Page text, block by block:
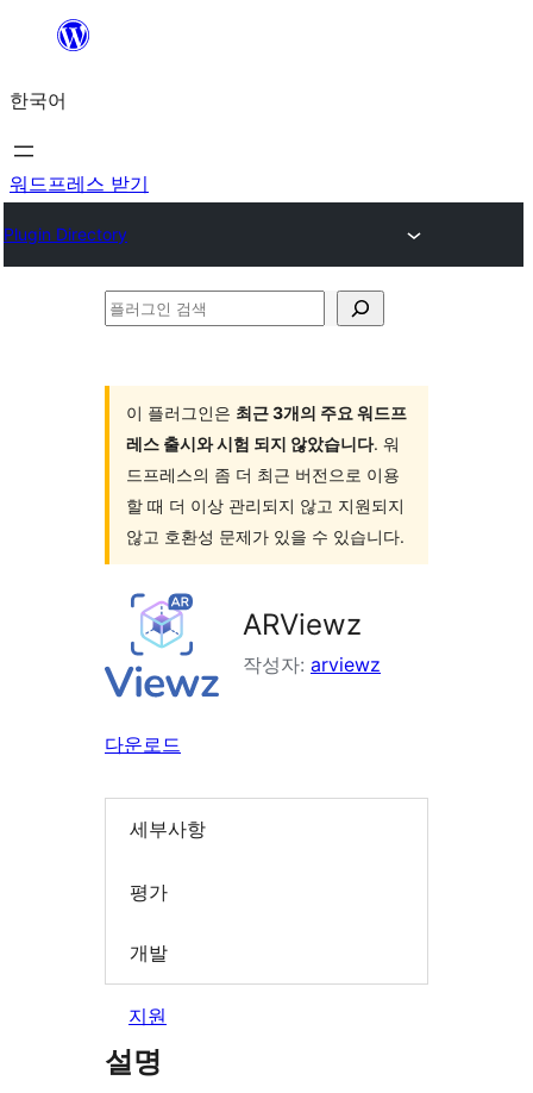
츠
로
바
가
한국어
워드프레스 받기
Plugin Directory
플
이 플러그인은 최근 3개의 주요 워드프
레스 출시와 시험 되지 않았습니다. 워
드프레스의 좀 더 최근 버전으로 이용
할 때 더 이상 관리되지 않고 지원되지
않고 호환성 문제가 있을 수 있습니다.
ARViewz
작성자: arviewz
다운로드
세부사항
평가
개발
지원
설명